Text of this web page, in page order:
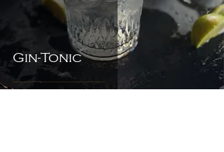
Gin-Tonic